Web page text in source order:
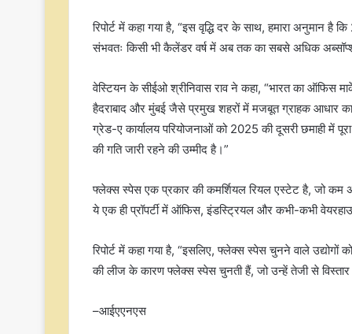
रिपोर्ट में कहा गया है, “इस वृद्धि दर के साथ, हमारा अनुमान
संभवतः किसी भी कैलेंडर वर्ष में अब तक का सबसे अधिक
वेस्टियन के सीईओ श्रीनिवास राव ने कहा, “भारत का ऑफिस
हैदराबाद और मुंबई जैसे प्रमुख शहरों में मजबूत ग्राहक आधार
ग्रेड-ए कार्यालय परियोजनाओं को 2025 की दूसरी छमाही में
की गति जारी रहने की उम्मीद है।”
फ्लेक्स स्पेस एक प्रकार की कमर्शियल रियल एस्टेट है, जो
ये एक ही प्रॉपर्टी में ऑफिस, इंडस्ट्रियल और कभी-कभी
रिपोर्ट में कहा गया है, “इसलिए, फ्लेक्स स्पेस चुनने वाले
की लीज के कारण फ्लेक्स स्पेस चुनती हैं, जो उन्हें तेजी से
–आईएएनएस